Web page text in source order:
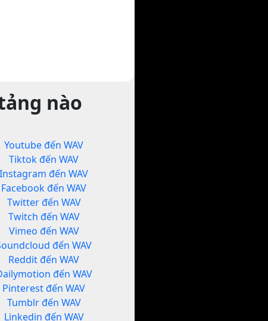
nào
Youtube đến WAV
Tiktok đến WAV
Instagram đến WAV
Facebook đến WAV
Twitter đến WAV
Twitch đến WAV
Vimeo đến WAV
đến WAV
Reddit đến WAV
đến WAV
Pinterest đến WAV
Tumblr đến WAV
Linkedin đến WAV